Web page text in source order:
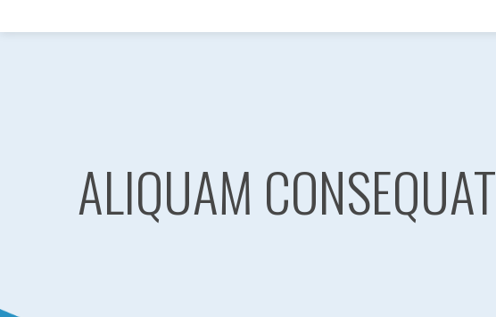
ALIQUAM CONSEQUAT